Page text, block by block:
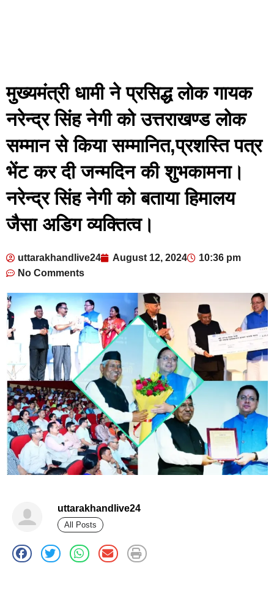
मुख्यमंत्री धामी ने प्रसिद्ध लोक गायक
नरेन्द्र सिंह नेगी को उत्तराखण्ड लोक
सम्मान से किया सम्मानित,प्रशस्ति पत्र
भेंट कर दी जन्मदिन की शुभकामना।
नरेन्द्र सिंह नेगी को बताया हिमालय
जैसा अडिग व्यक्तित्व।
uttarakhandlive24 August 12, 2024
10:36 pm
No Comments
uttarakhandlive24
All Posts